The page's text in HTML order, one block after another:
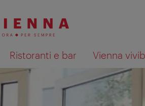
Ristoranti e bar Vienna
Mostra i risultati della ricerca sulla